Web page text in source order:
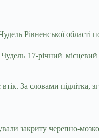
Рівненської
17-річний
За словами
закриту черепно-